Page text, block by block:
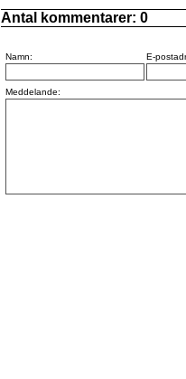
Antal kommentarer: 0
Namn: E-
Meddelande: